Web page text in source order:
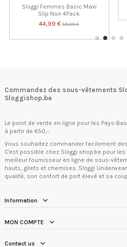
Sloggi Femmes Basic Maxi
Slip Noir 4Pack
44,99 €59,99 €
Commandez des sous-vêtements
Sloggishop.be
Le point de vente en ligne pour les Pays-
à partir de €50,-
Vous souhaitez commander facilement
C'est possible chez Sloggi shop.be pour
meilleur fournisseur en ligne de sous-
hauts, gilets et chemises. Sloggi
qualité, son confort de port élevé et sa
Information
MON COMPTE
Contact us